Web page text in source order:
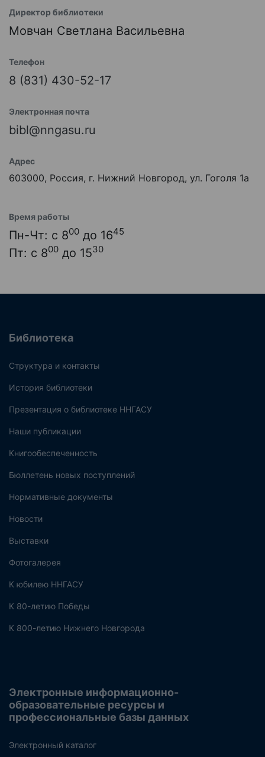
Директор библиотеки
Мовчан Светлана Васильевна
Телефон
8 (831) 430-52-17
Электронная почта
bibl@nngasu.ru
Адрес
603000, Россия, г. Нижний Новгород, ул. Гоголя 1а
Время работы
Пн-Чт: с 800 до 1645
Пт: с 800 до 1530
Библиотека
Структура и контакты
История библиотеки
Презентация о библиотеке ННГАСУ
Наши публикации
Книгообеспеченность
Бюллетень новых поступлений
Нормативные документы
Новости
Выставки
Фотогалерея
К юбилею ННГАСУ
К 80-летию Победы
К 800-летию Нижнего Новгорода
Электронные информационно-
образовательные ресурсы и
профессиональные базы данных
Электронный каталог